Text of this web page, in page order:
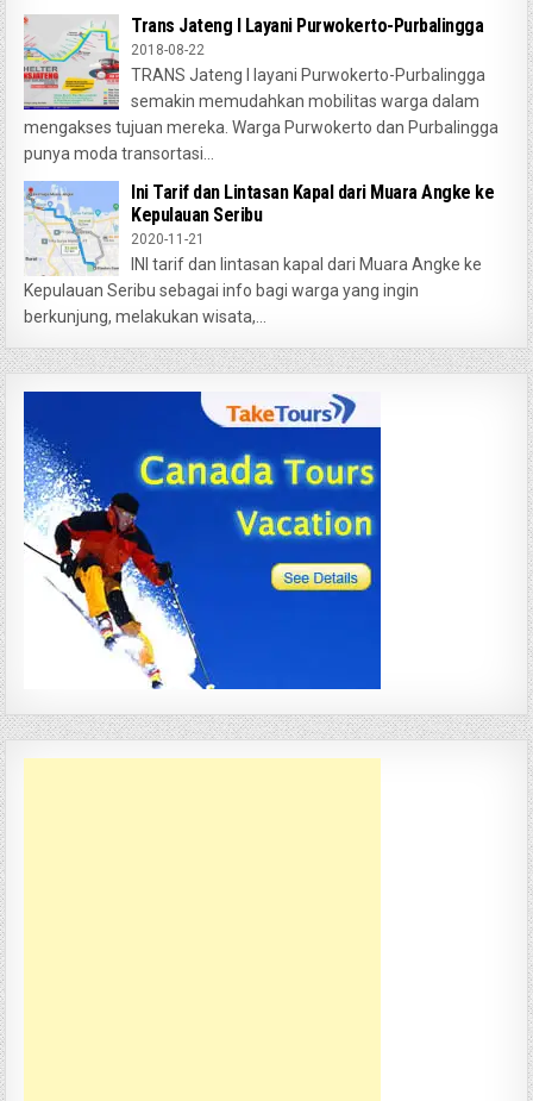
Trans Jateng I Layani Purwokerto-Purbalingga
2018-08-22
TRANS Jateng I layani Purwokerto-Purbalingga
semakin memudahkan mobilitas warga dalam
mengakses tujuan mereka. Warga Purwokerto dan Purbalingga
punya moda transortasi...
Ini Tarif dan Lintasan Kapal dari Muara Angke ke
Kepulauan Seribu
2020-11-21
INI tarif dan lintasan kapal dari Muara Angke ke
Kepulauan Seribu sebagai info bagi warga yang ingin
berkunjung, melakukan wisata,...